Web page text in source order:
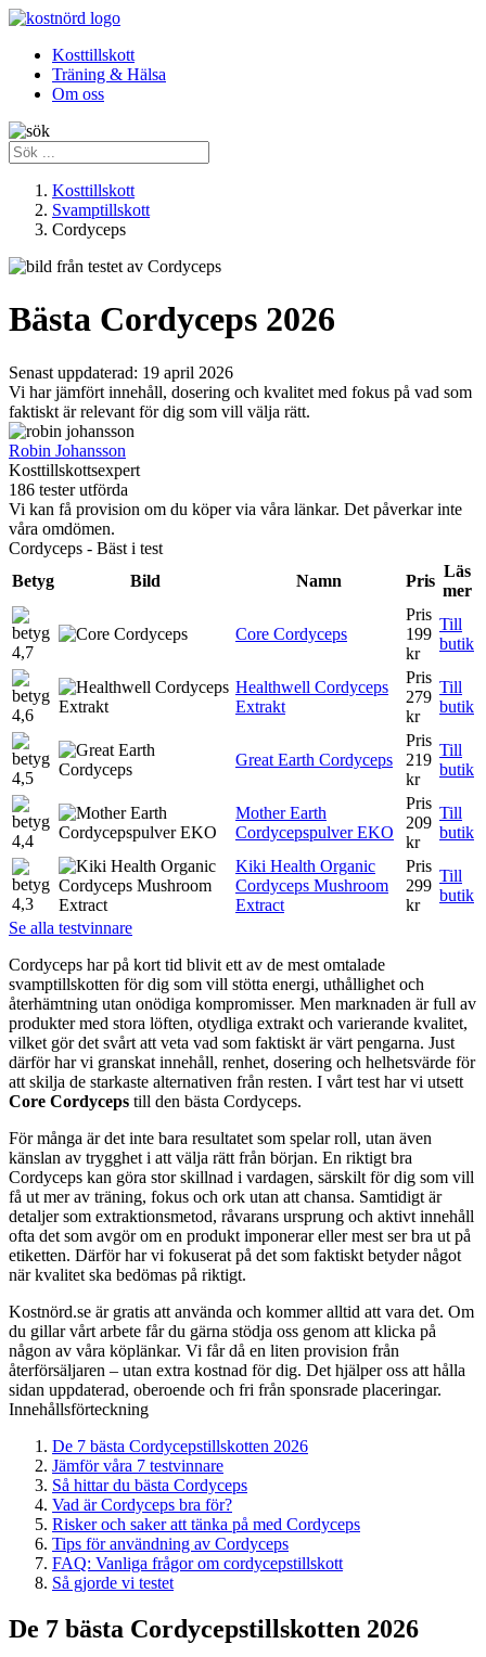
Kosttillskott
Träning & Hälsa
Om oss
Kosttillskott
Svamptillskott
Cordyceps
Bästa Cordyceps 2026
Senast uppdaterad: 19 april 2026
Vi har jämfört innehåll, dosering och kvalitet med fokus på vad som
faktiskt är relevant för dig som vill välja rätt.
Robin Johansson
Kosttillskottsexpert
186 tester utförda
Vi kan få provision om du köper via våra länkar. Det påverkar inte
våra omdömen.
Cordyceps - Bäst i test
Betyg
Bild Namn Pris
Läs
mer
4,7
Core Cordyceps
Pris
199
kr
Till
butik
4,6
Healthwell Cordyceps
Extrakt
Pris
279
kr
Till
butik
4,5
Great Earth Cordyceps
Pris
219
kr
Till
butik
4,4
Mother Earth
Cordycepspulver EKO
Pris
209
kr
Till
butik
4,3
Kiki Health Organic
Cordyceps Mushroom
Extract
Pris
299
kr
Till
butik
Se alla testvinnare
Cordyceps har på kort tid blivit ett av de mest omtalade
svamptillskotten för dig som vill stötta energi, uthållighet och
återhämtning utan onödiga kompromisser. Men marknaden är full av
produkter med stora löften, otydliga extrakt och varierande kvalitet,
vilket gör det svårt att veta vad som faktiskt är värt pengarna. Just
därför har vi granskat innehåll, renhet, dosering och helhetsvärde för
att skilja de starkaste alternativen från resten. I vårt test har vi utsett
Core Cordyceps till den bästa Cordyceps.
För många är det inte bara resultatet som spelar roll, utan även
känslan av trygghet i att välja rätt från början. En riktigt bra
Cordyceps kan göra stor skillnad i vardagen, särskilt för dig som vill
få ut mer av träning, fokus och ork utan att chansa. Samtidigt är
detaljer som extraktionsmetod, råvarans ursprung och aktivt innehåll
ofta det som avgör om en produkt imponerar eller mest ser bra ut på
etiketten. Därför har vi fokuserat på det som faktiskt betyder något
när kvalitet ska bedömas på riktigt.
Kostnörd.se är gratis att använda och kommer alltid att vara det. Om
du gillar vårt arbete får du gärna stödja oss genom att klicka på
någon av våra köplänkar. Vi får då en liten provision från
återförsäljaren – utan extra kostnad för dig. Det hjälper oss att hålla
sidan uppdaterad, oberoende och fri från sponsrade placeringar.
Innehållsförteckning
De 7 bästa Cordycepstillskotten 2026
Jämför våra 7 testvinnare
Så hittar du bästa Cordyceps
Vad är Cordyceps bra för?
Risker och saker att tänka på med Cordyceps
Tips för användning av Cordyceps
FAQ: Vanliga frågor om cordycepstillskott
Så gjorde vi testet
De 7 bästa Cordycepstillskotten 2026